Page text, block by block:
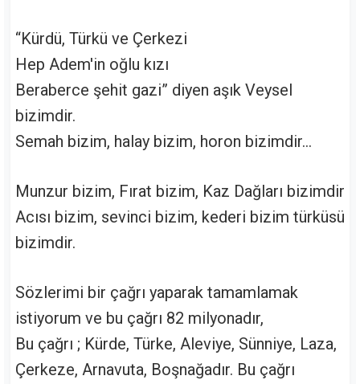
“Kürdü, Türkü ve Çerkezi
Hep Adem'in oğlu kızı
Beraberce şehit gazi” diyen aşık Veysel
bizimdir.
Semah bizim, halay bizim, horon bizimdir...
Munzur bizim, Fırat bizim, Kaz Dağları bizimdir
Acısı bizim, sevinci bizim, kederi bizim türküsü
bizimdir.
Sözlerimi bir çağrı yaparak tamamlamak
istiyorum ve bu çağrı 82 milyonadır,
Bu çağrı ; Kürde, Türke, Aleviye, Sünniye, Laza,
Çerkeze, Arnavuta, Boşnağadır. Bu çağrı